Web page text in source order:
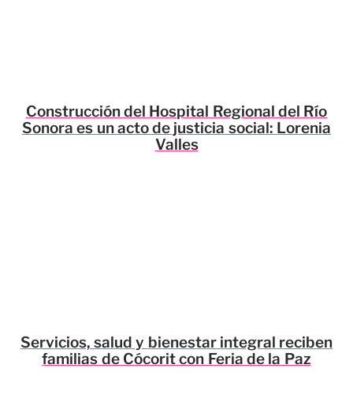
Construcción del Hospital Regional del Río
Sonora es un acto de justicia social: Lorenia
Valles
Servicios, salud y bienestar integral reciben
familias de Cócorit con Feria de la Paz